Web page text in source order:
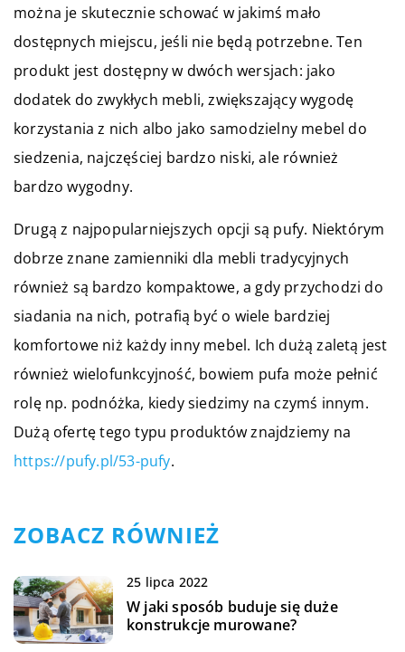
można je skutecznie schować w jakimś mało
dostępnych miejscu, jeśli nie będą potrzebne. Ten
produkt jest dostępny w dwóch wersjach: jako
dodatek do zwykłych mebli, zwiększający wygodę
korzystania z nich albo jako samodzielny mebel do
siedzenia, najczęściej bardzo niski, ale również
bardzo wygodny.
Drugą z najpopularniejszych opcji są pufy. Niektórym
dobrze znane zamienniki dla mebli tradycyjnych
również są bardzo kompaktowe, a gdy przychodzi do
siadania na nich, potrafią być o wiele bardziej
komfortowe niż każdy inny mebel. Ich dużą zaletą jest
również wielofunkcyjność, bowiem pufa może pełnić
rolę np. podnóżka, kiedy siedzimy na czymś innym.
Dużą ofertę tego typu produktów znajdziemy na
https://pufy.pl/53-pufy.
ZOBACZ RÓWNIEŻ
25 lipca 2022
W jaki sposób buduje się duże
konstrukcje murowane?